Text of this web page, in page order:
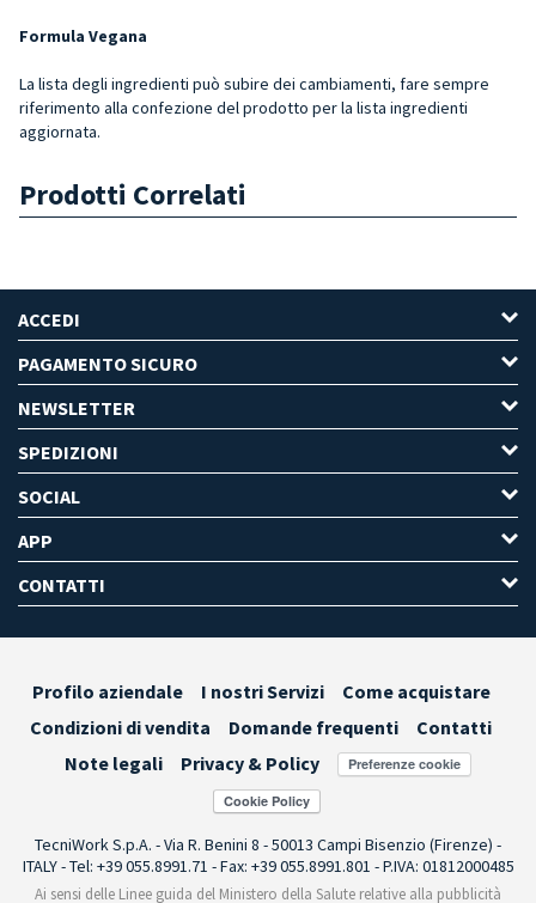
Formula Vegana
La lista degli ingredienti può subire dei cambiamenti, fare sempre
riferimento alla confezione del prodotto per la lista ingredienti
aggiornata.
Prodotti Correlati
ACCEDI
PAGAMENTO SICURO
NEWSLETTER
SPEDIZIONI
SOCIAL
APP
CONTATTI
Profilo aziendale I nostri Servizi
Come acquistare
Condizioni di vendita
Domande frequenti
Contatti
Note legali
Privacy & Policy Preferenze cookie
TecniWork S.p.A. - Via R. Benini 8 - 50013 Campi Bisenzio (Firenze) -
ITALY - Tel: +39 055.8991.71 - Fax: +39 055.8991.801 - P.IVA: 01812000485
Ai sensi delle Linee guida del Ministero della Salute relative alla pubblicità